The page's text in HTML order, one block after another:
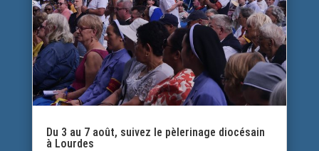
Du 3 au 7 août, suivez le pèlerinage diocésain
à Lourdes